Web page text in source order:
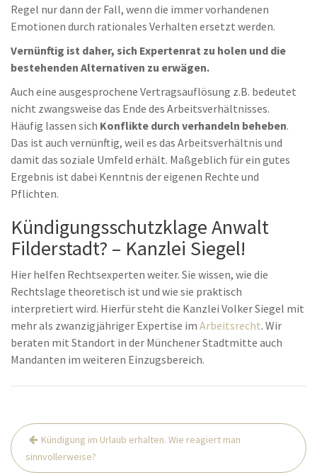
Regel nur dann der Fall, wenn die immer vorhandenen
Emotionen durch rationales Verhalten ersetzt werden.
Vernünftig ist daher, sich Expertenrat zu holen und die
bestehenden Alternativen zu erwägen.
Auch eine ausgesprochene Vertragsauflösung z.B. bedeutet
nicht zwangsweise das Ende des Arbeitsverhältnisses.
Häufig lassen sich Konflikte durch verhandeln beheben.
Das ist auch vernünftig, weil es das Arbeitsverhältnis und
damit das soziale Umfeld erhält. Maßgeblich für ein gutes
Ergebnis ist dabei Kenntnis der eigenen Rechte und
Pflichten.
Kündigungsschutzklage Anwalt
Filderstadt? – Kanzlei Siegel!
Hier helfen Rechtsexperten weiter. Sie wissen, wie die
Rechtslage theoretisch ist und wie sie praktisch
interpretiert wird. Hierfür steht die Kanzlei Volker Siegel mit
mehr als zwanzigjähriger Expertise im Arbeitsrecht. Wir
beraten mit Standort in der Münchener Stadtmitte auch
Mandanten im weiteren Einzugsbereich.
Beitrags-
Navigation
Kündigung im Urlaub erhalten. Wie reagiert man
sinnvollerweise?